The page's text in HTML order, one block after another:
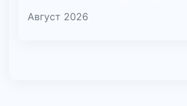
Август 2026